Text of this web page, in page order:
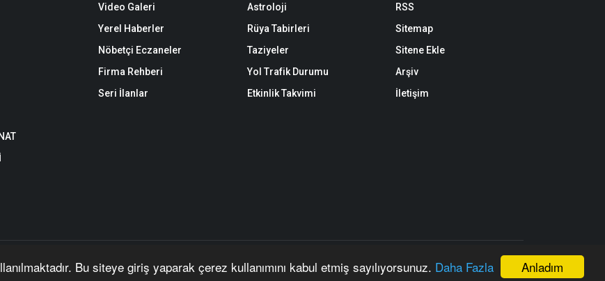
Anladım
Bu siteye giriş yaparak çerez kullanımını kabul etmiş sayılıyorsunuz. Daha Fazla
Video Galeri
Yerel Haberler
Nöbetçi Eczaneler
Firma Rehberi
Seri İlanlar
Astroloji
Rüya Tabirleri
Taziyeler
Yol Trafik Durumu
Etkinlik Takvimi
RSS
Sitemap
Sitene Ekle
Arşiv
İletişim
Onemsoft